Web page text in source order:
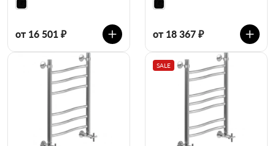
от 16 501 ₽ от 18 367 ₽
SALE